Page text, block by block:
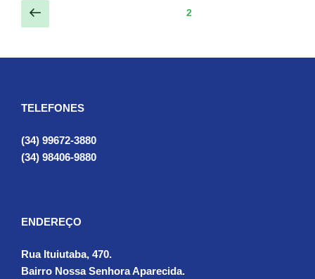
Navegação
por
Página
anterior
Página2
TELEFONES
(34) 99672-3880
(34) 98406-9880
ENDEREÇO
Rua Ituiutaba, 470.
Bairro Nossa Senhora Aparecida.